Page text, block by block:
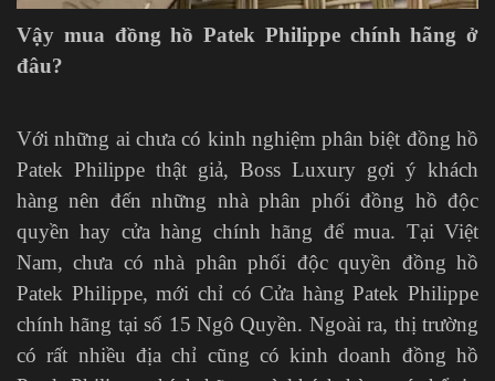
Vậy mua đồng hồ Patek Philippe chính hãng ở
đâu?
Với những ai chưa có kinh nghiệm phân biệt đồng hồ
Patek Philippe thật giả, Boss Luxury gợi ý khách
hàng nên đến những nhà phân phối đồng hồ độc
quyền hay cửa hàng chính hãng để mua. Tại Việt
Nam, chưa có nhà phân phối độc quyền đồng hồ
Patek Philippe, mới chỉ có Cửa hàng Patek Philippe
chính hãng tại số 15 Ngô Quyền. Ngoài ra, thị trường
có rất nhiều địa chỉ cũng có kinh doanh đồng hồ